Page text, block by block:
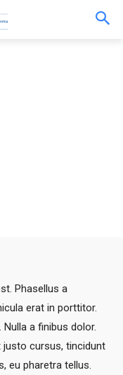
Phasellus a
erat in porttitor.
a finibus dolor.
justo cursus, tincidunt
eu pharetra tellus.